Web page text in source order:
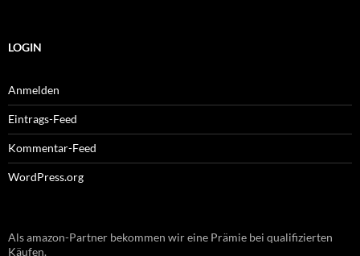
LOGIN
Anmelden
Eintrags-Feed
Kommentar-Feed
WordPress.org
Als amazon-Partner bekommen wir eine Prämie bei qualifizierten
Käufen.